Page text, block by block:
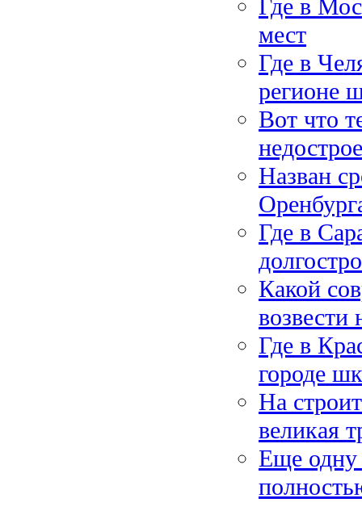
Где в
мест
Где в
регионе
Вот что
Назван
Где в
Какой
Где в
городе
На
великая
Еще одну